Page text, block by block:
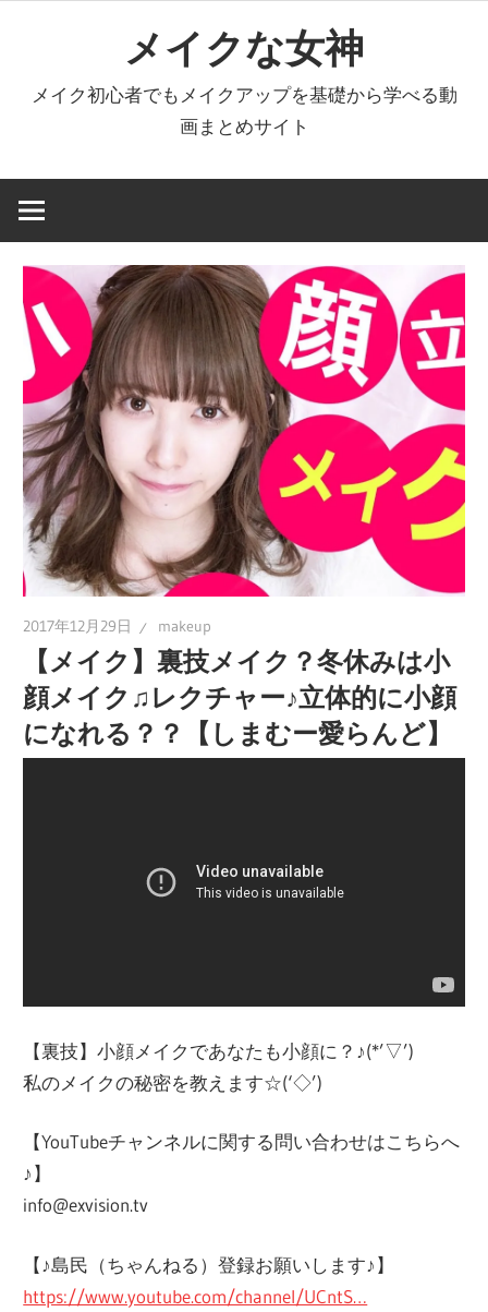
へ
キ
メイクな女神
メイク初心者でもメイクアップを基礎から学べる動
画まとめサイト
2017年12月29日 makeup
【メイク】裏技メイク？冬休みは小
顔メイク♫レクチャー♪立体的に小顔
になれる？？【しまむー愛らんど】
【裏技】小顔メイクであなたも小顔に？♪(*’▽’)
私のメイクの秘密を教えます☆(‘◇’)ゞ
【YouTubeチャンネルに関する問い合わせはこちらへ
♪】
info@exvision.tv
【♪島民（ちゃんねる）登録お願いします♪】
https://www.youtube.com/channel/UCntS…